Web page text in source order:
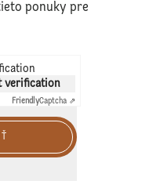
ponuky pre
verification
FriendlyCaptcha ⇗